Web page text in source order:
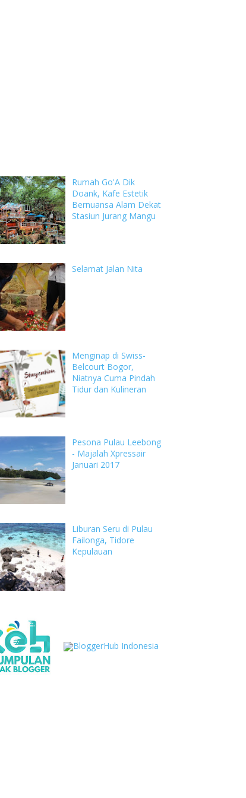
Rumah Go'A Dik
Doank, Kafe Estetik
Bernuansa Alam Dekat
Stasiun Jurang Mangu
Selamat Jalan Nita
Menginap di Swiss-
Belcourt Bogor,
Niatnya Cuma Pindah
Tidur dan Kulineran
Pesona Pulau Leebong
- Majalah Xpressair
Januari 2017
Liburan Seru di Pulau
Failonga, Tidore
Kepulauan